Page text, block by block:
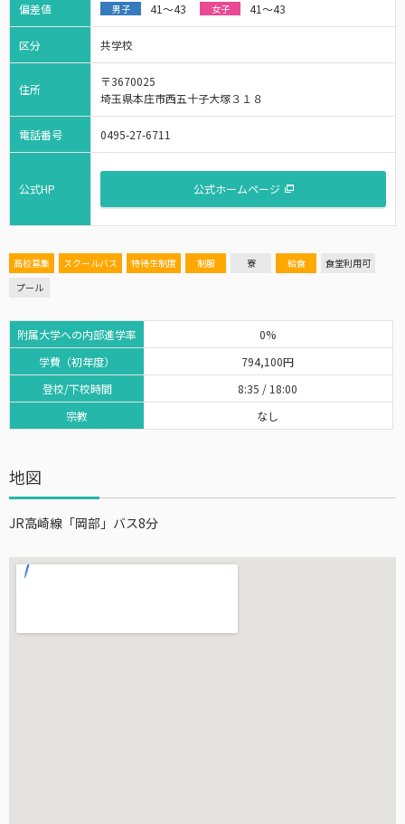
偏差値 男子 41～43 女子 41～43
区分 共学校
住所
〒3670025
埼玉県本庄市西五十子大塚３１８
電話番号 0495-27-6711
公式HP 公式ホームページ
高校募集 スクールバス 特待生制度 制服 寮 給食
食堂利用可
プール
附属大学への内部進学率
学費（初年度）
登校/下校時間
宗教
0%
794,100円
8:35 / 18:00
なし
地図
JR高崎線「岡部」バス8分